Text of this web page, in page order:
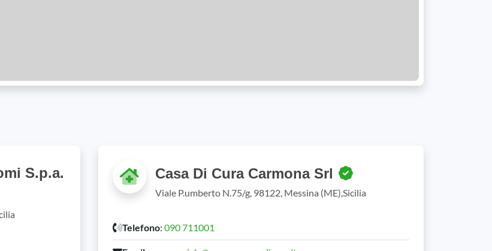
S.p.a. Casa Di Cura Carmona Srl
Viale P.umberto N.75/g, 98122, Messina (ME),Sicilia
Telefono: 090 711001